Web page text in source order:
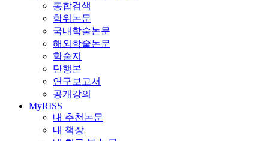
통합검색
학위논문
국내학술논문
해외학술논문
학술지
단행본
연구보고서
공개강의
MyRISS
내 추천논문
내 책장